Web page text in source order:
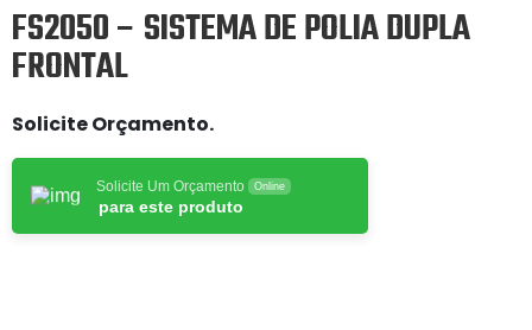
FS2050 – SISTEMA DE POLIA DUPLA
FRONTAL
Solicite Orçamento.
Solicite Um Orçamento Online
para este produto